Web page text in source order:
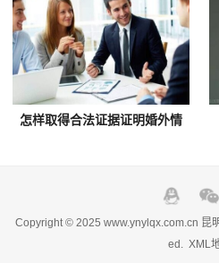
怎样取得合法证据证明婚外情
Copyright © 2025 www.ynylqx.com.cn 昆
ed. XML